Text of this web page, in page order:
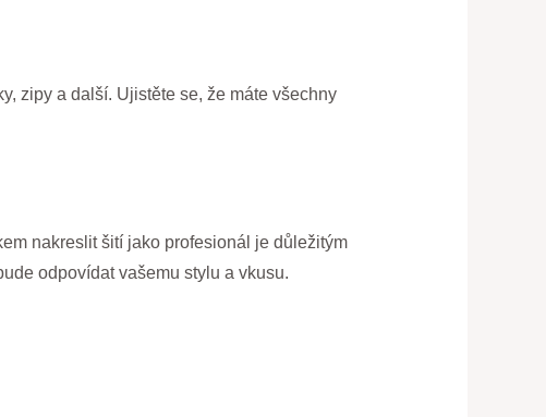
zipy a další. Ujistěte se, že máte všechny
nakreslit šití jako profesionál je důležitým
odpovídat vašemu stylu a vkusu.